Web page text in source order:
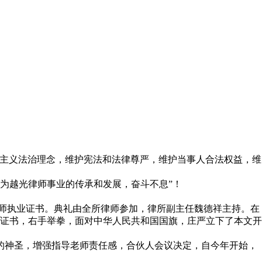
义法治理念，维护宪法和法律尊严，维护当事人合法权益，维
越光律师事业的传承和发展，奋斗不息”！
业证书。典礼由全所律师参加，律所副主任魏德祥主持。在
书，右手举拳，面对中华人民共和国国旗，庄严立下了本文开
圣，增强指导老师责任感，合伙人会议决定，自今年开始，